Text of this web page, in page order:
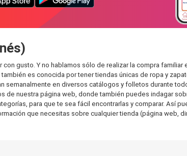
gusto. Y no hablamos sólo de realizar la compra
es conocida por tener tiendas únicas de ropa y
semanalmente en diversos catálogos y folletos durante
nuestra página web, donde también puedes indagar
para que te sea fácil encontrarlas y comparar. Así
que necesitas sobre cualquier tienda (página web,